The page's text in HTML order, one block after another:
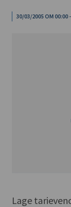
30/03/2005 OM
Lage